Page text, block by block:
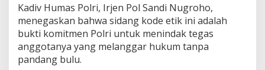
Kadiv Humas Polri, Irjen Pol Sandi Nugroho,
menegaskan bahwa sidang kode etik ini adalah
bukti komitmen Polri untuk menindak tegas
anggotanya yang melanggar hukum tanpa
pandang bulu.